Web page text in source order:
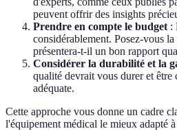
peuvent offrir des insights
Prendre en compte le budget :
considérablement. Posez-vous
présentera-t-il un bon rapport
Considérer la durabilité et la
qualité devrait vous durer et être
adéquate.
Cette approche vous donne un cadre
l'équipement médical le mieux adapté